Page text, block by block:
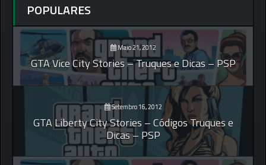
POPULARES
Maio 21, 2012
GTA Vice City Stories – Truques e Dicas – PSP
Setembro 16, 2012
GTA Liberty City Stories – Códigos Truques e
Dicas – PSP